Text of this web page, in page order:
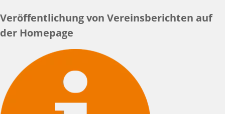
Veröffentlichung von Vereinsberichten auf
der Homepage